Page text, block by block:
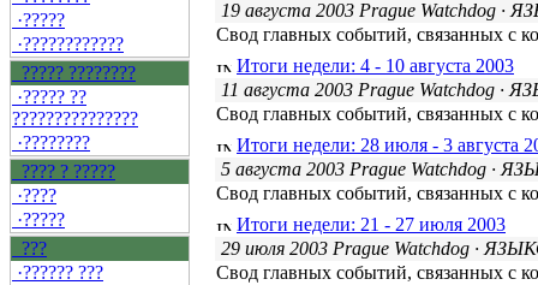
·?????
·????????????
????? ????????
·????? ??
???????????????
·????????
???? ? ?????
·????
·?????
???
·?????? ???
19 августа 2003 Prague Watchdog ·
Свод главных событий, связанных с
Итоги недели: 4 - 10 августа 2003
11 августа 2003 Prague Watchdog ·
Свод главных событий, связанных с
Итоги недели: 28 июля - 3 августа
5 августа 2003 Prague Watchdog ·
Свод главных событий, связанных с
Итоги недели: 21 - 27 июля 2003
29 июля 2003 Prague Watchdog ·
Свод главных событий, связанных с